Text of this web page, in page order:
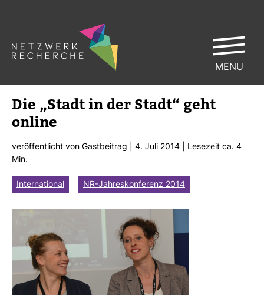
Die „Stadt in der Stadt“ geht
online
ver­öf­fent­licht von Gast­bei­trag | 4. Juli 2014 | Lese­zeit ca. 4
Min.
International NR-Jahreskonferenz 2014
MENU